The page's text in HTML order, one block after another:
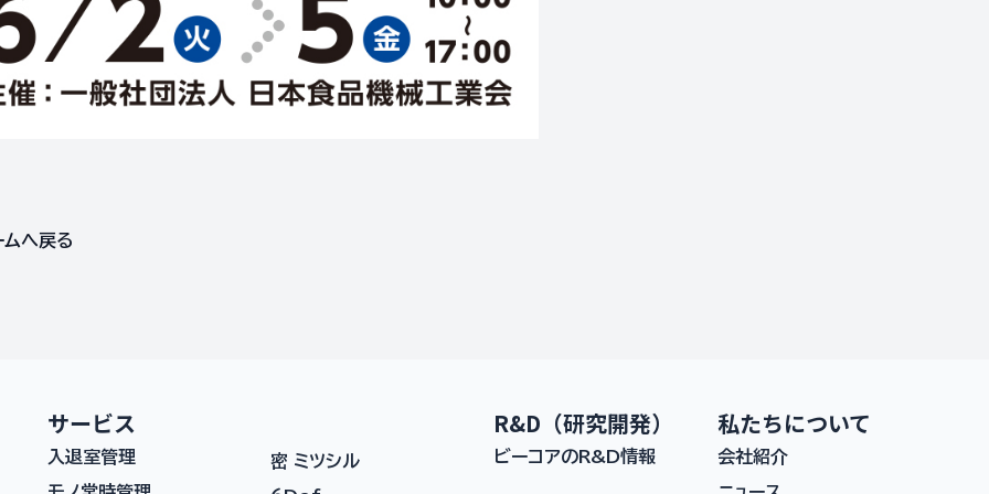
へ戻る
サービス
入退室管理
密 ミツシル
R&D（研究開発）
ビーコアのR&D情報
私たちについて
会社紹介